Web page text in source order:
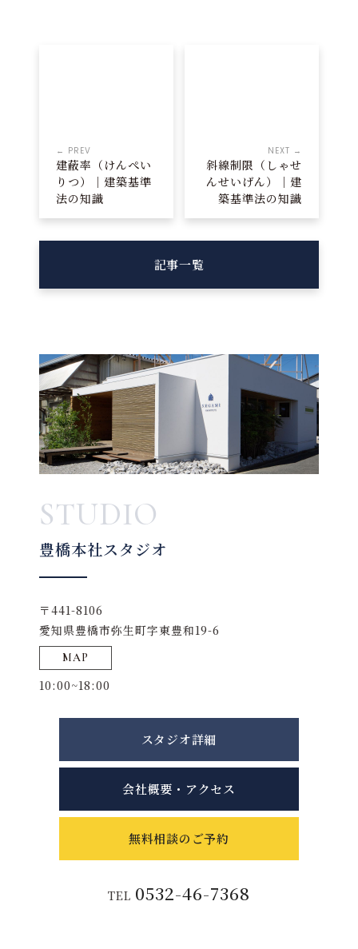
← PREV
建蔽率（けんぺい
りつ）｜建築基準
法の知識
NEXT →
斜線制限（しゃせ
んせいげん）｜建
築基準法の知識
記事一覧
STUDIO
豊橋本社スタジオ
〒441-8106
愛知県豊橋市弥生町字東豊和19-6
MAP
10:00~18:00
スタジオ詳細
会社概要・アクセス
無料相談のご予約
TEL 0532-46-7368